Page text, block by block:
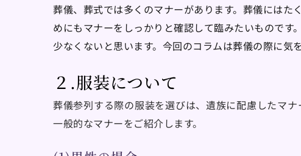
葬儀、葬式では多くのマナーがあります。葬儀には
めにもマナーをしっかりと確認して臨みたいもので
少なくないと思います。今回のコラムは葬儀の際に気
２.服装について
葬儀参列する際の服装を選びは、遺族に配慮したマ
一般的なマナーをご紹介します。